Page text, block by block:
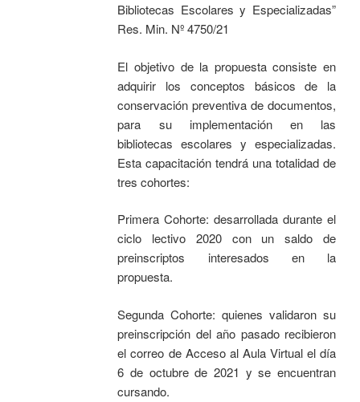
Bibliotecas Escolares y Especializadas”
Res. Min. Nº 4750/21
El objetivo de la propuesta consiste en
adquirir los conceptos básicos de la
conservación preventiva de documentos,
para su implementación en las
bibliotecas escolares y especializadas.
Esta capacitación tendrá una totalidad de
tres cohortes:
Primera Cohorte: desarrollada durante el
ciclo lectivo 2020 con un saldo de
preinscriptos interesados en la
propuesta.
Segunda Cohorte: quienes validaron su
preinscripción del año pasado recibieron
el correo de Acceso al Aula Virtual el día
6 de octubre de 2021 y se encuentran
cursando.